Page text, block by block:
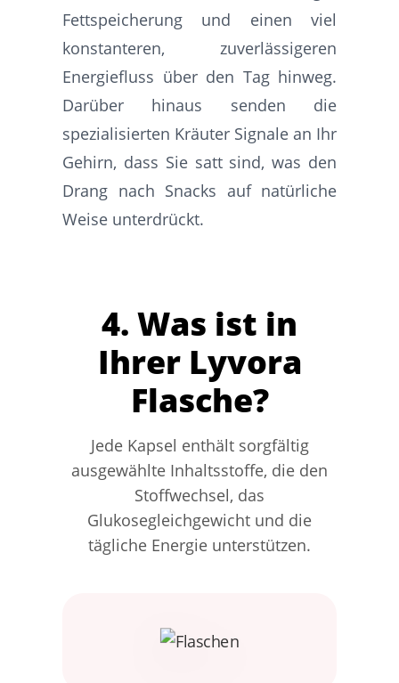
Fettspeicherung und einen viel
konstanteren, zuverlässigeren
Energiefluss über den Tag hinweg.
Darüber hinaus senden die
spezialisierten Kräuter Signale an Ihr
Gehirn, dass Sie satt sind, was den
Drang nach Snacks auf natürliche
Weise unterdrückt.
4. Was ist in
Ihrer Lyvora
Flasche?
Jede Kapsel enthält sorgfältig
ausgewählte Inhaltsstoffe, die den
Stoffwechsel, das
Glukosegleichgewicht und die
tägliche Energie unterstützen.